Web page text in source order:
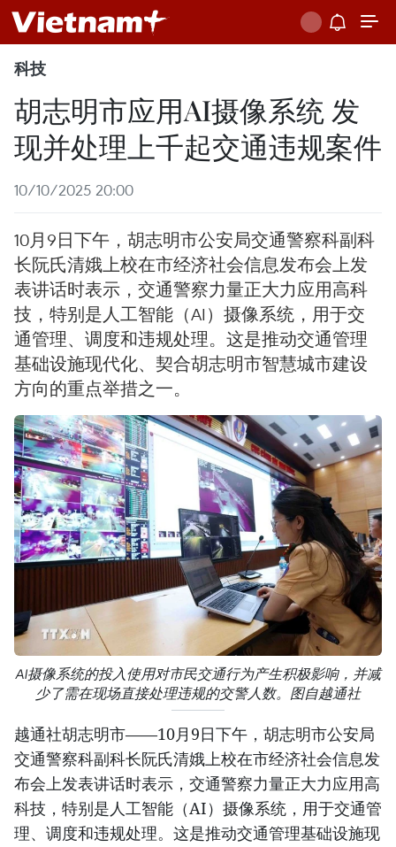
科技
胡志明市应用AI摄像系统 发
现并处理上千起交通违规案件
10/10/2025 20:00
10月9日下午，胡志明市公安局交通警察科副科
长阮氏清娥上校在市经济社会信息发布会上发
表讲话时表示，交通警察力量正大力应用高科
技，特别是人工智能（AI）摄像系统，用于交
通管理、调度和违规处理。这是推动交通管理
基础设施现代化、契合胡志明市智慧城市建设
方向的重点举措之一。
AI摄像系统的投入使用对市民交通行为产生积极影响，并减
少了需在现场直接处理违规的交警人数。图自越通社
越通社胡志明市——10月9日下午，胡志明市公安局
交通警察科副科长阮氏清娥上校在市经济社会信息发
布会上发表讲话时表示，交通警察力量正大力应用高
科技，特别是人工智能（AI）摄像系统，用于交通管
理、调度和违规处理。这是推动交通管理基础设施现